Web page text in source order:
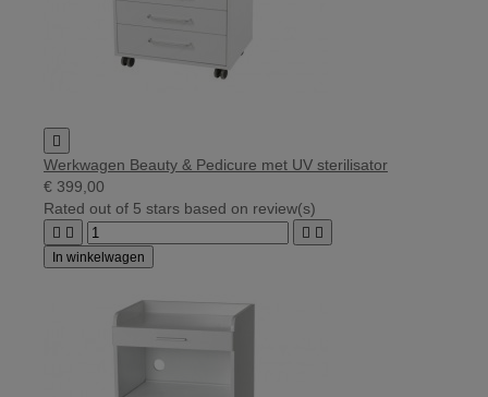

Werkwagen Beauty & Pedicure met UV sterilisator
€ 399,00
Rated out of 5 stars based on review(s)
   
In winkelwagen